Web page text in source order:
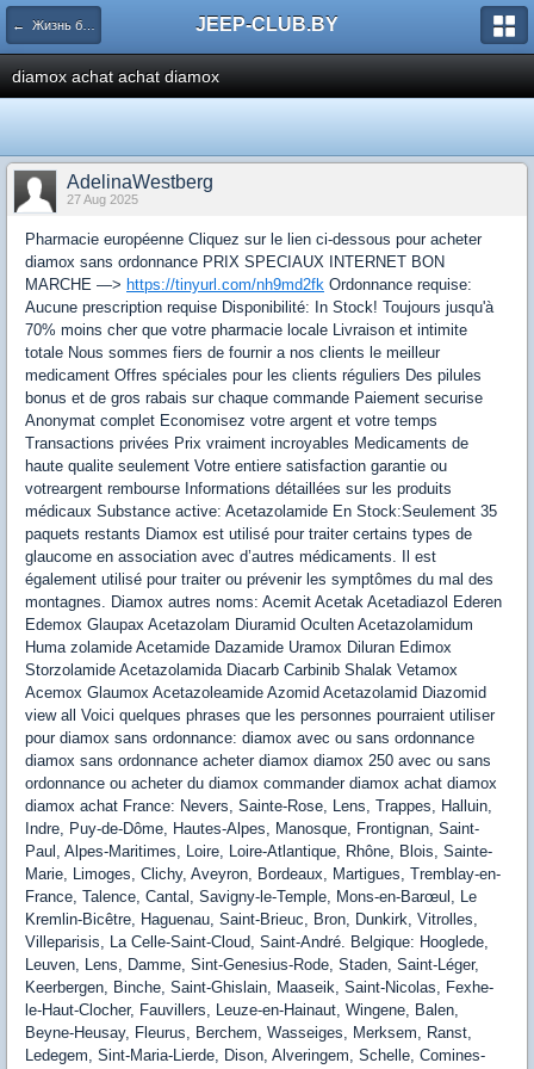
← Жизнь белорусского Jeep клуба JEEP-CLUB.BY
diamox achat achat diamox
AdelinaWestberg
27 Aug 2025
Pharmacie européenne Cliquez sur le lien ci-dessous pour acheter
diamox sans ordonnance PRIX SPECIAUX INTERNET BON
MARCHE —> https://tinyurl.com/nh9md2fk Ordonnance requise:
Aucune prescription requise Disponibilité: In Stock! Toujours jusqu'à
70% moins cher que votre pharmacie locale Livraison et intimite
totale Nous sommes fiers de fournir a nos clients le meilleur
medicament Offres spéciales pour les clients réguliers Des pilules
bonus et de gros rabais sur chaque commande Paiement securise
Anonymat complet Economisez votre argent et votre temps
Transactions privées Prix vraiment incroyables Medicaments de
haute qualite seulement Votre entiere satisfaction garantie ou
votreargent rembourse Informations détaillées sur les produits
médicaux Substance active: Acetazolamide En Stock:Seulement 35
paquets restants Diamox est utilisé pour traiter certains types de
glaucome en association avec d’autres médicaments. Il est
également utilisé pour traiter ou prévenir les symptômes du mal des
montagnes. Diamox autres noms: Acemit Acetak Acetadiazol Ederen
Edemox Glaupax Acetazolam Diuramid Oculten Acetazolamidum
Huma zolamide Acetamide Dazamide Uramox Diluran Edimox
Storzolamide Acetazolamida Diacarb Carbinib Shalak Vetamox
Acemox Glaumox Acetazoleamide Azomid Acetazolamid Diazomid
view all Voici quelques phrases que les personnes pourraient utiliser
pour diamox sans ordonnance: diamox avec ou sans ordonnance
diamox sans ordonnance acheter diamox diamox 250 avec ou sans
ordonnance ou acheter du diamox commander diamox achat diamox
diamox achat France: Nevers, Sainte-Rose, Lens, Trappes, Halluin,
Indre, Puy-de-Dôme, Hautes-Alpes, Manosque, Frontignan, Saint-
Paul, Alpes-Maritimes, Loire, Loire-Atlantique, Rhône, Blois, Sainte-
Marie, Limoges, Clichy, Aveyron, Bordeaux, Martigues, Tremblay-en-
France, Talence, Cantal, Savigny-le-Temple, Mons-en-Barœul, Le
Kremlin-Bicêtre, Haguenau, Saint-Brieuc, Bron, Dunkirk, Vitrolles,
Villeparisis, La Celle-Saint-Cloud, Saint-André. Belgique: Hooglede,
Leuven, Lens, Damme, Sint-Genesius-Rode, Staden, Saint-Léger,
Keerbergen, Binche, Saint-Ghislain, Maaseik, Saint-Nicolas, Fexhe-
le-Haut-Clocher, Fauvillers, Leuze-en-Hainaut, Wingene, Balen,
Beyne-Heusay, Fleurus, Berchem, Wasseiges, Merksem, Ranst,
Ledegem, Sint-Maria-Lierde, Dison, Alveringem, Schelle, Comines-